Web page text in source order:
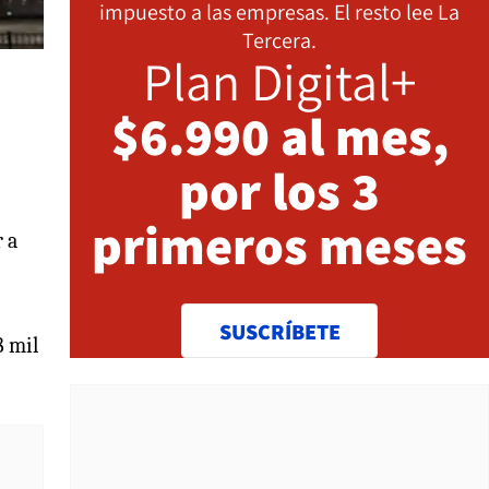
a
mil
impuesto a las empresas. El resto lee La
Tercera.
Plan Digital+
$6.990 al mes,
por los 3
primeros meses
SUSCRÍBETE